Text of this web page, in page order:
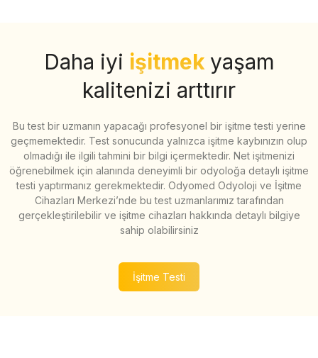
Daha iyi işitmek yaşam
kalitenizi arttırır
Bu test bir uzmanın yapacağı profesyonel bir işitme testi yerine
geçmemektedir. Test sonucunda yalnızca işitme kaybınızın olup
olmadığı ile ilgili tahmini bir bilgi içermektedir. Net işitmenizi
öğrenebilmek için alanında deneyimli bir odyoloğa detaylı işitme
testi yaptırmanız gerekmektedir. Odyomed Odyoloji ve İşitme
Cihazları Merkezi’nde bu test uzmanlarımız tarafından
gerçekleştirilebilir ve işitme cihazları hakkında detaylı bilgiye
sahip olabilirsiniz
İşitme Testi